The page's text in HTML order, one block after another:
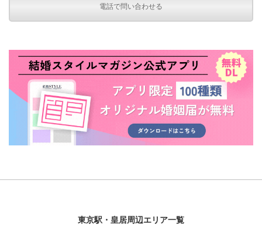
電話で問い合わせる
東京駅・皇居周辺エリア一覧